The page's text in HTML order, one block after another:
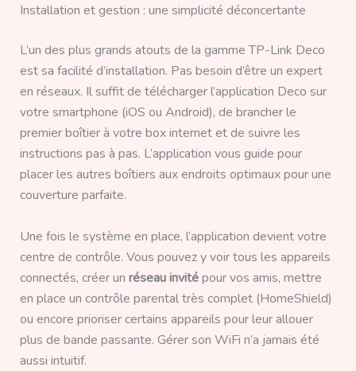
Installation et gestion : une simplicité déconcertante
L’un des plus grands atouts de la gamme TP-Link Deco
est sa facilité d’installation. Pas besoin d’être un expert
en réseaux. Il suffit de télécharger l’application Deco sur
votre smartphone (iOS ou Android), de brancher le
premier boîtier à votre box internet et de suivre les
instructions pas à pas. L’application vous guide pour
placer les autres boîtiers aux endroits optimaux pour une
couverture parfaite.
Une fois le système en place, l’application devient votre
centre de contrôle. Vous pouvez y voir tous les appareils
connectés, créer un réseau invitépour vos amis, mettre
en place un contrôle parental très complet (HomeShield)
ou encore prioriser certains appareils pour leur allouer
plus de bande passante. Gérer son WiFi n’a jamais été
aussi intuitif.